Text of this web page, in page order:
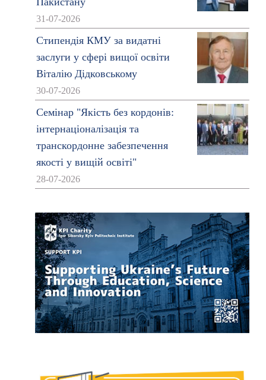
31-07-2026
Стипендія КМУ за видатні
заслуги у сфері вищої освіти
Віталію Дідковському
30-07-2026
Семінар "Якість без кордонів:
інтернаціоналізація та
транскордонне забезпечення
якості у вищій освіті"
28-07-2026